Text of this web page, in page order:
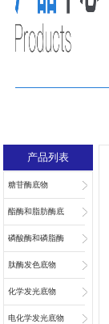
产品列表
糖苷酶底物
酯酶和脂肪酶底
物
磷酸酶和磷脂酶
底物
肽酶发色底物
化学发光底物
电化学发光底物